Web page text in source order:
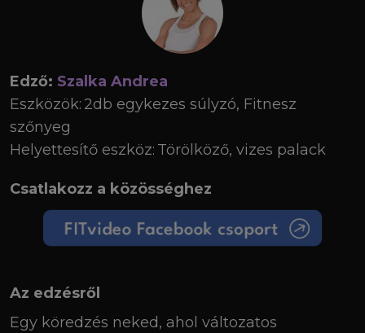
Edző: Szalka Andrea
Eszközök: 2db egykezes súlyzó, Fitnesz
szőnyeg
Helyettesítő eszköz: Törölköző, vizes palack
Csatlakozz a közösséghez
Az edzésről
Egy köredzés neked, ahol változatos